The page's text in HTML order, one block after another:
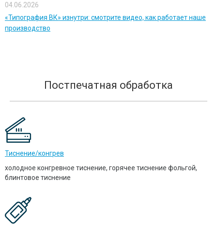
04.06.2026
«Типография ВК» изнутри: смотрите видео, как работает наше
производство
Постпечатная обработка
Тиснение/конгрев
холодное конгревное тиснение, горячее тиснение фольгой,
блинтовое тиснение